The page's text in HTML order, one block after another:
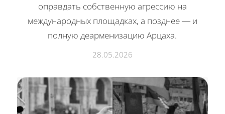
оправдать собственную агрессию на
международных площадках, а позднее — и
полную деарменизацию Арцаха.
28.05.2026